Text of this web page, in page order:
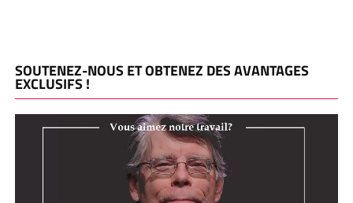
SOUTENEZ-NOUS ET OBTENEZ DES AVANTAGES
EXCLUSIFS !